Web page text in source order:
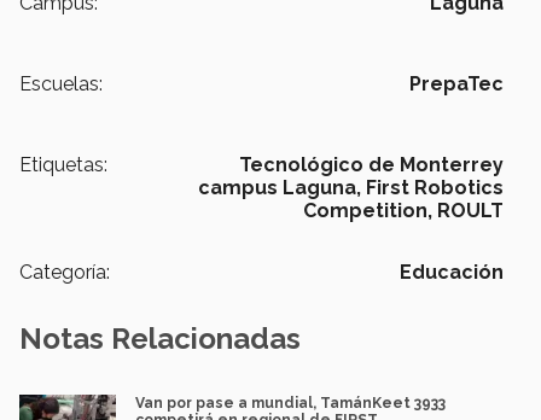
Escuelas: PrepaTec
Etiquetas:
Tecnológico de Monterrey
campus Laguna, First Robotics
Competition, ROULT
Categoría: Educación
Notas Relacionadas
Van por pase a mundial, TamánKeet 3933